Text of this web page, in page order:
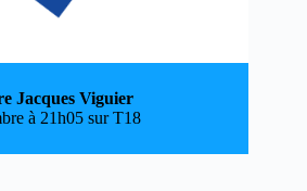
Jacques Viguier
à 21h05 sur T18